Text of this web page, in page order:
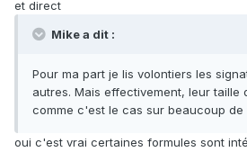
et direct
Mike a dit :
Pour ma part je lis volontiers les
autres. Mais effectivement, leur taille
comme c'est le cas sur beaucoup de
oui c'est vrai certaines formules sont